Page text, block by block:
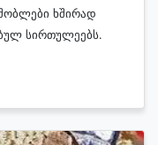
ხშირად
სირთულეებს.